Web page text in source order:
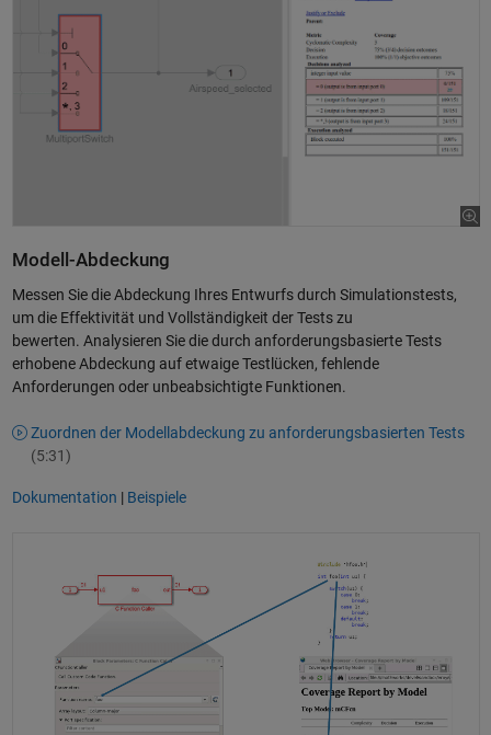
Modell-Abdeckung
Messen Sie die Abdeckung Ihres Entwurfs durch Simulationstests,
um die Effektivität und Vollständigkeit der Tests zu
bewerten. Analysieren Sie die durch anforderungsbasierte Tests
erhobene Abdeckung auf etwaige Testlücken, fehlende
Anforderungen oder unbeabsichtigte Funktionen.
Zuordnen der Modellabdeckung zu anforderungsbasierten Tests
(5:31)
Dokumentation | Beispiele